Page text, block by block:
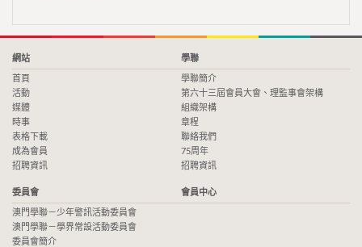
網站
首頁
活動
媒體
時事
表格下載
成為會員
招聘資訊
學聯
學聯簡介
第六十三屆會員大會、理監事會架構
組織架構
章程
聯絡我們
75周年
招聘資訊
委員會
澳門學聯－少年警訊活動委員會
澳門學聯－學界常設活動委員會
委員會簡介
會員中心